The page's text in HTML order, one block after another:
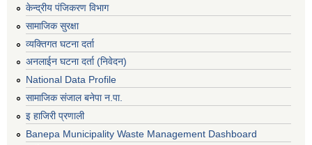
केन्द्रीय पंजिकरण विभाग
सामाजिक सुरक्षा
व्यक्तिगत घटना दर्ता
अनलाईन घटना दर्ता (निवेदन)
National Data Profile
सामाजिक संजाल बनेपा न.पा.
इ हाजिरी प्रणाली
Banepa Municipality Waste Management Dashboard